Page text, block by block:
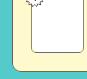
kelime
bulma
araçları